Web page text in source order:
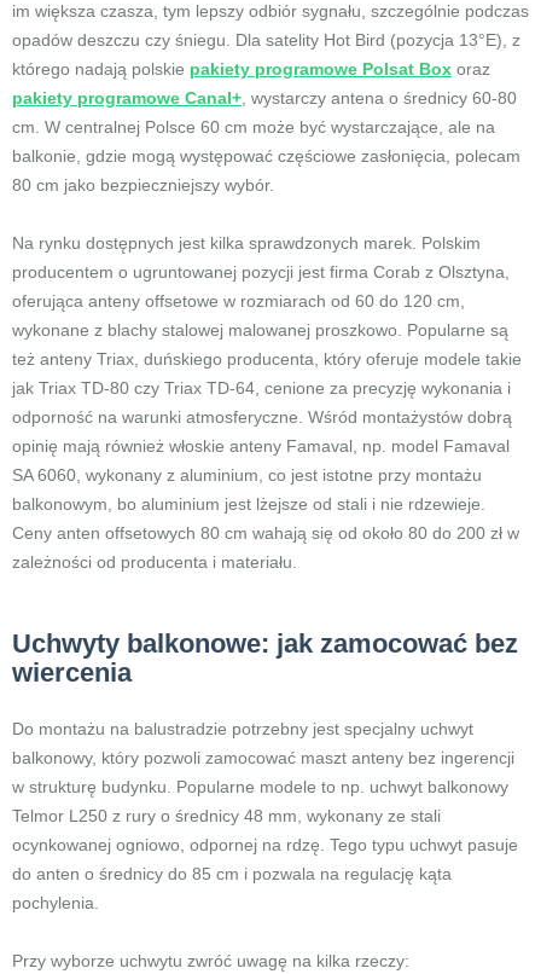
im większa czasza, tym lepszy odbiór sygnału, szczególnie podczas
opadów deszczu czy śniegu. Dla satelity Hot Bird (pozycja 13°E), z
którego nadają polskie pakiety programowe Polsat Box oraz
pakiety programowe Canal+ , wystarczy antena o średnicy 60-80
cm. W centralnej Polsce 60 cm może być wystarczające, ale na
balkonie, gdzie mogą występować częściowe zasłonięcia, polecam
80 cm jako bezpieczniejszy wybór.
Na rynku dostępnych jest kilka sprawdzonych marek. Polskim
producentem o ugruntowanej pozycji jest firma Corab z Olsztyna,
oferująca anteny offsetowe w rozmiarach od 60 do 120 cm,
wykonane z blachy stalowej malowanej proszkowo. Popularne są
też anteny Triax, duńskiego producenta, który oferuje modele takie
jak Triax TD-80 czy Triax TD-64, cenione za precyzję wykonania i
odporność na warunki atmosferyczne. Wśród montażystów dobrą
opinię mają również włoskie anteny Famaval, np. model Famaval
SA 6060, wykonany z aluminium, co jest istotne przy montażu
balkonowym, bo aluminium jest lżejsze od stali i nie rdzewieje.
Ceny anten offsetowych 80 cm wahają się od około 80 do 200 zł w
zależności od producenta i materiału.
Uchwyty balkonowe: jak zamocować bez
wiercenia
Do montażu na balustradzie potrzebny jest specjalny uchwyt
balkonowy, który pozwoli zamocować maszt anteny bez ingerencji
w strukturę budynku. Popularne modele to np. uchwyt balkonowy
Telmor L250 z rury o średnicy 48 mm, wykonany ze stali
ocynkowanej ogniowo, odpornej na rdzę. Tego typu uchwyt pasuje
do anten o średnicy do 85 cm i pozwala na regulację kąta
pochylenia.
Przy wyborze uchwytu zwróć uwagę na kilka rzeczy: